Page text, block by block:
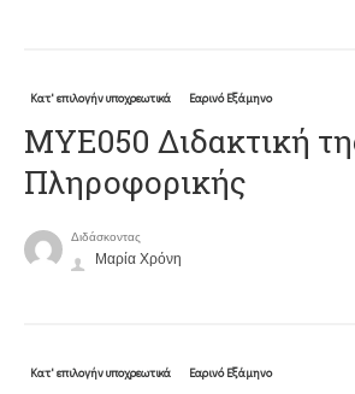
Κατ' επιλογήν υποχρεωτικά Εαρινό Εξάμηνο
ΜΥΕ050 Διδακτική
Πληροφορικής
Διδάσκοντας
Μαρία Χρόνη
Κατ' επιλογήν υποχρεωτικά Εαρινό Εξάμηνο